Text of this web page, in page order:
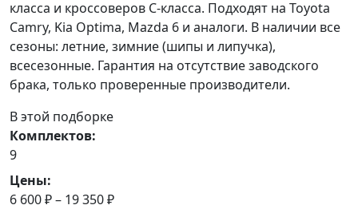
класса и кроссоверов C-класса. Подходят на Toyota
Camry, Kia Optima, Mazda 6 и аналоги. В наличии все
сезоны: летние, зимние (шипы и липучка),
всесезонные. Гарантия на отсутствие заводского
брака, только проверенные производители.
В этой подборке
Комплектов:
9
Цены:
6 600 ₽ – 19 350 ₽